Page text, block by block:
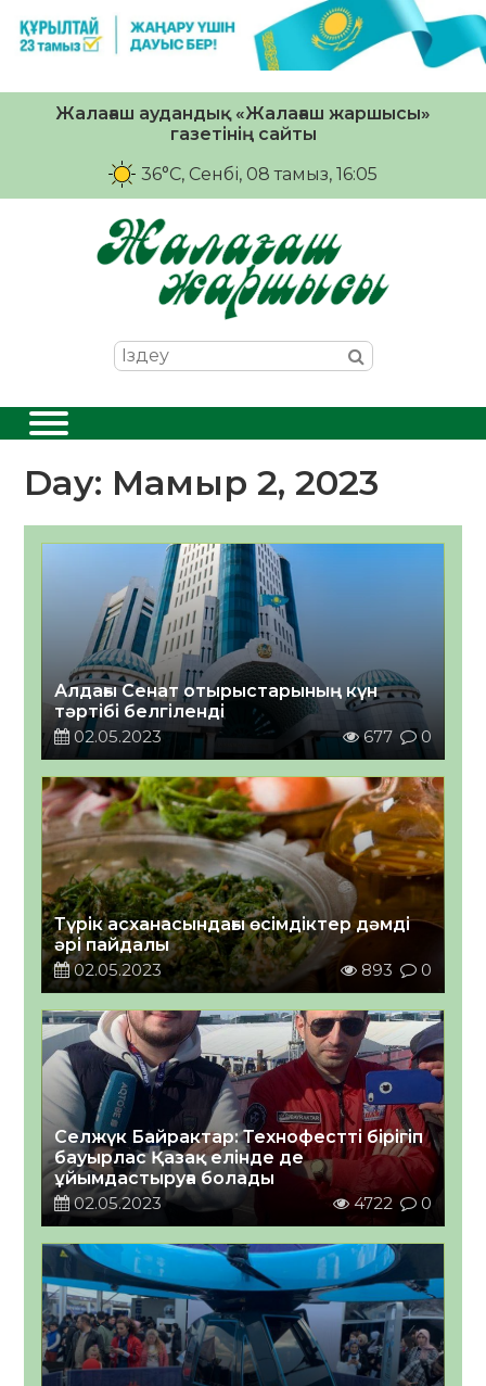
Жалағаш аудандық «Жалағаш жаршысы»
газетінің сайты
36°C, Сенбі, 08 тамыз, 16:05
Day: Мамыр 2, 2023
Алдағы Сенат отырыстарының күн
тәртібі белгіленді
02.05.2023
677 0
Түрік асханасындағы өсімдіктер дәмді
әрі пайдалы
02.05.2023
893 0
Селжүк Байрактар: Технофестті бірігіп
бауырлас Қазақ елінде де
ұйымдастыруға болады
02.05.2023
4722 0